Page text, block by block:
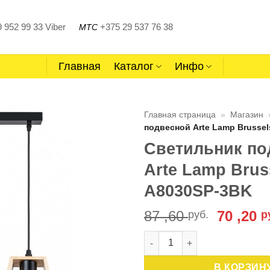
952 99 33 Viber МТС +375 29 537 76 38
Главная Каталог Инфо
Главная страница » Магазин
подвесной Arte Lamp
Светильник
Arte Lamp
A8030SP-3BK
87 ,60руб.
87
70 ,20
Количество товара
В